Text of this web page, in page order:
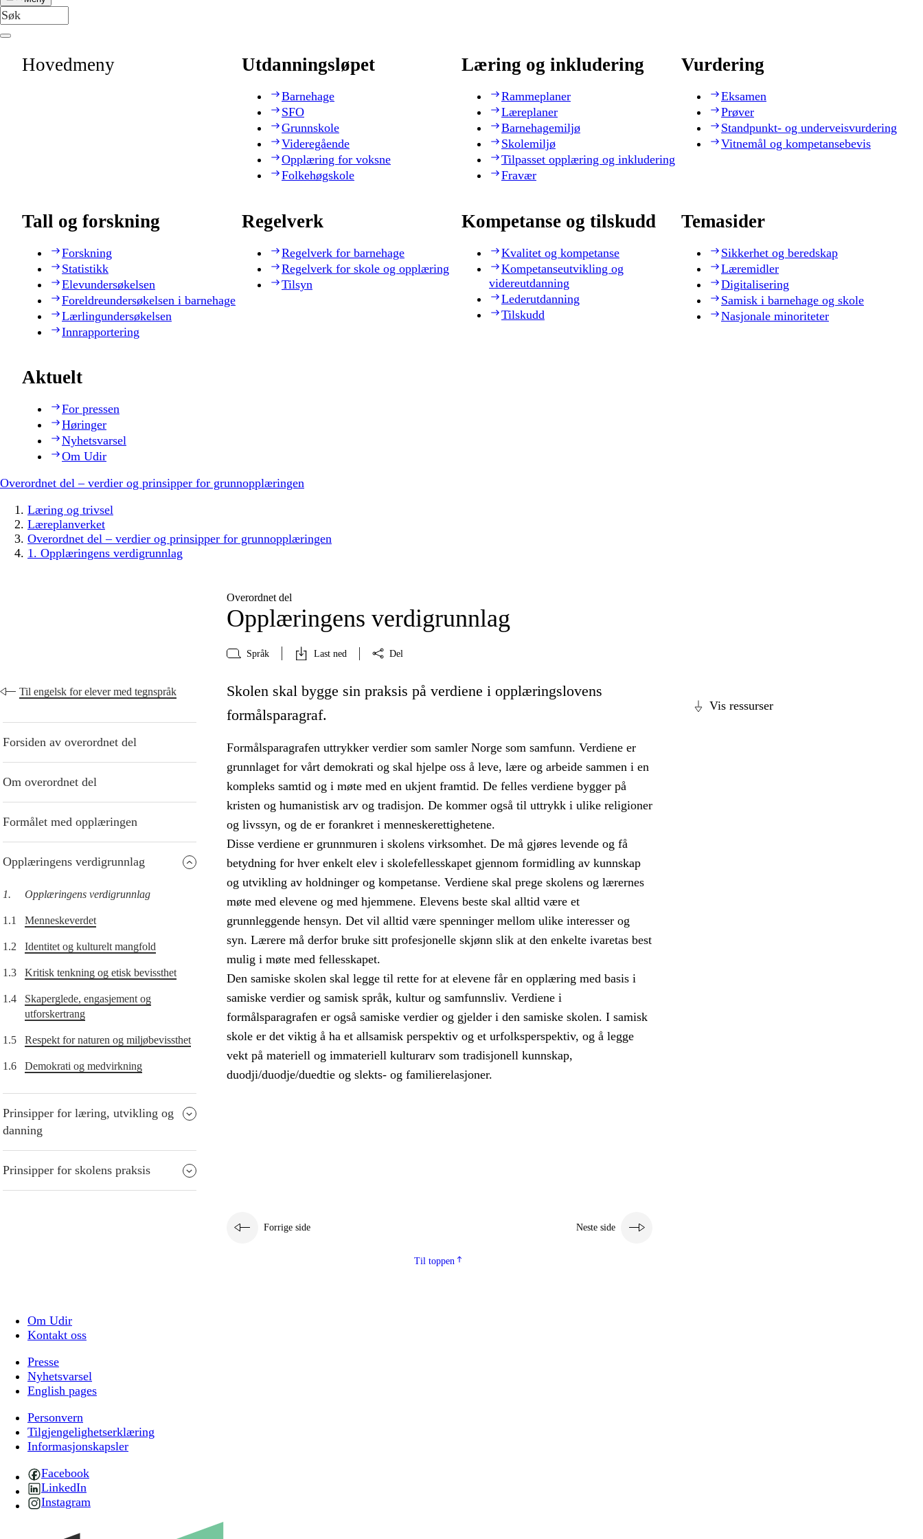
Hovedmeny Utdanningsløpet
Barnehage
SFO
Grunnskole
Videregående
Opplæring for voksne
Folkehøgskole
Læring og inkludering
Rammeplaner
Læreplaner
Barnehagemiljø
Skolemiljø
Tilpasset opplæring og inkludering
Fravær
Vurdering
Eksamen
Prøver
Standpunkt- og underveisvurdering
Vitnemål og kompetansebevis
Tall og forskning
Forskning
Statistikk
Elevundersøkelsen
Foreldreundersøkelsen i barnehage
Lærlingundersøkelsen
Innrapportering
Regelverk
Regelverk for barnehage
Regelverk for skole og opplæring
Tilsyn
Kompetanse og tilskudd
Kvalitet og kompetanse
Kompetanseutvikling og
videreutdanning
Lederutdanning
Tilskudd
Temasider
Sikkerhet og beredskap
Læremidler
Digitalisering
Samisk i barnehage og skole
Nasjonale minoriteter
Aktuelt
For pressen
Høringer
Nyhetsvarsel
Om Udir
Overordnet del – verdier og prinsipper for grunnopplæringen
Læring og trivsel
Læreplanverket
Overordnet del – verdier og prinsipper for grunnopplæringen
1. Opplæringens verdigrunnlag
Overordnet del
Opplæringens verdigrunnlag
Språk Last ned Del
Til engelsk for elever med tegnspråk
Forsiden av overordnet del
Om overordnet del
Formålet med opplæringen
Opplæringens verdigrunnlag
1. Opplæringens verdigrunnlag
1.1 Menneskeverdet
1.2 Identitet og kulturelt mangfold
1.3 Kritisk tenkning og etisk bevissthet
1.4
Skaperglede, engasjement og
utforskertrang
1.5 Respekt for naturen og miljøbevissthet
1.6 Demokrati og medvirkning
Prinsipper for læring, utvikling og
danning
Prinsipper for skolens praksis
Vis ressurser
Skolen skal bygge sin praksis på verdiene i opplæringslovens
formålsparagraf.
Formålsparagrafen uttrykker verdier som samler Norge som samfunn. Verdiene er
grunnlaget for vårt demokrati og skal hjelpe oss å leve, lære og arbeide sammen i en
kompleks samtid og i møte med en ukjent framtid. De felles verdiene bygger på
kristen og humanistisk arv og tradisjon. De kommer også til uttrykk i ulike religioner
og livssyn, og de er forankret i menneskerettighetene.
Disse verdiene er grunnmuren i skolens virksomhet. De må gjøres levende og få
betydning for hver enkelt elev i skolefellesskapet gjennom formidling av kunnskap
og utvikling av holdninger og kompetanse. Verdiene skal prege skolens og lærernes
møte med elevene og med hjemmene. Elevens beste skal alltid være et
grunnleggende hensyn. Det vil alltid være spenninger mellom ulike interesser og
syn. Lærere må derfor bruke sitt profesjonelle skjønn slik at den enkelte ivaretas best
mulig i møte med fellesskapet.
Den samiske skolen skal legge til rette for at elevene får en opplæring med basis i
samiske verdier og samisk språk, kultur og samfunnsliv. Verdiene i
formålsparagrafen er også samiske verdier og gjelder i den samiske skolen. I samisk
skole er det viktig å ha et allsamisk perspektiv og et urfolksperspektiv, og å legge
vekt på materiell og immateriell kulturarv som tradisjonell kunnskap,
duodji/duodje/duedtie og slekts- og familierelasjoner.
Forrige side Neste side
Til toppen
Om Udir
Kontakt oss
Presse
Nyhetsvarsel
English pages
Personvern
Tilgjengelighetserklæring
Informasjonskapsler
Facebook
LinkedIn
Instagram